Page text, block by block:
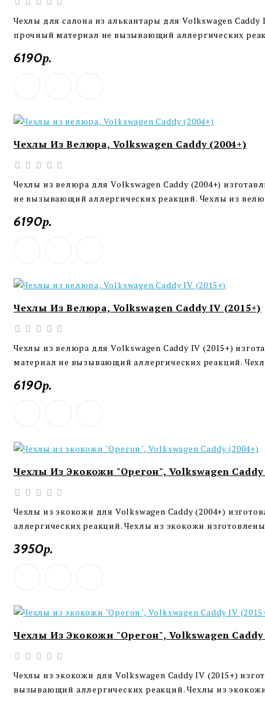
Чехлы для салона из алькантары для Volkswagen
прочный материал не вызывающий аллергических
6190р.
Чехлы Из Велюра, Volkswagen Caddy (2004+)
Чехлы из велюра для Volkswagen Caddy (2004+)
не вызывающий аллергических реакций. Чехлы из
6190р.
Чехлы Из Велюра, Volkswagen Caddy IV (2015+)
Чехлы из велюра для Volkswagen Caddy IV (2015+)
материал не вызывающий аллергических реакций.
6190р.
Чехлы Из Экокожи "Орегон", Volkswagen Caddy
Чехлы из экокожи для Volkswagen Caddy (2004+)
аллергических реакций. Чехлы из экокожи изготовлены
3950р.
Чехлы Из Экокожи "Орегон", Volkswagen Caddy
Чехлы из экокожи для Volkswagen Caddy IV (2015+)
вызывающий аллергических реакций. Чехлы из